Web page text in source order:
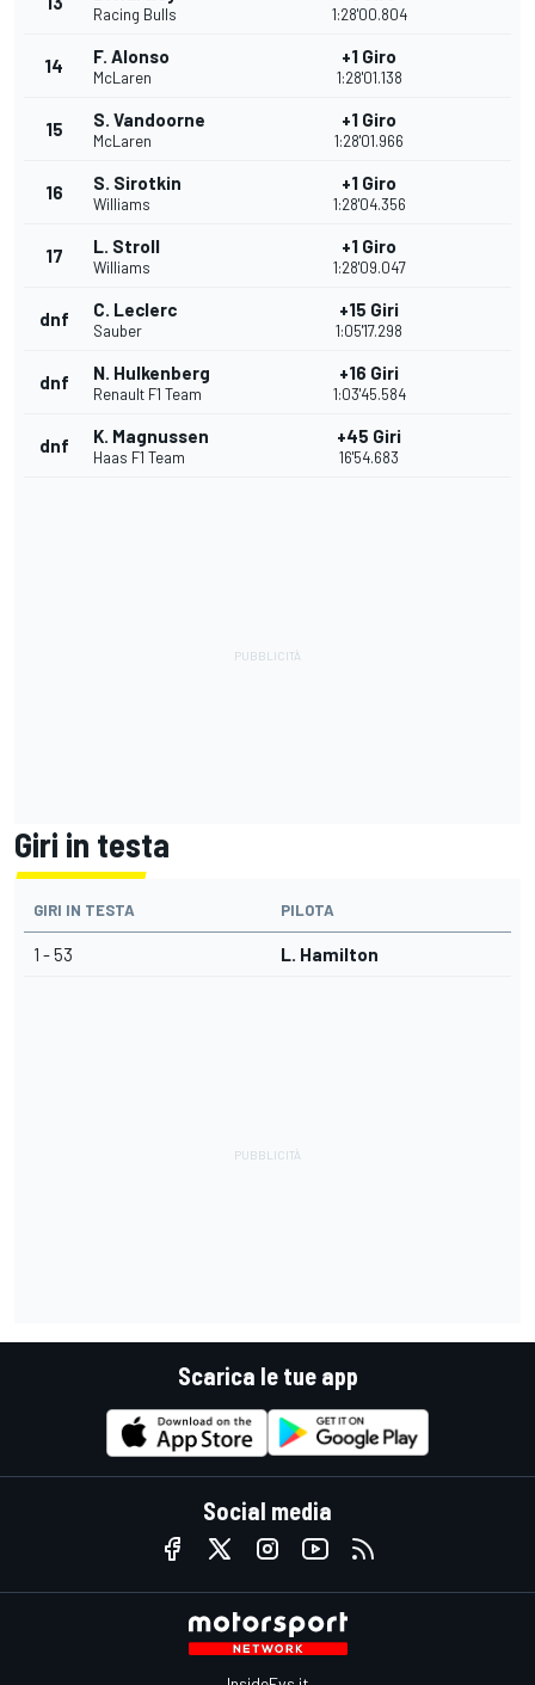
Racing Bulls 1:28'00.804
14 F. Alonso
McLaren
+1 Giro
1:28'01.138
15 S. Vandoorne
McLaren
+1 Giro
1:28'01.966
16 S. Sirotkin
Williams
+1 Giro
1:28'04.356
17 L. Stroll
Williams
+1 Giro
1:28'09.047
dnf C. Leclerc
Sauber
+15 Giri
1:05'17.298
dnf N. Hulkenberg
Renault F1 Team
+16 Giri
1:03'45.584
dnf K. Magnussen
Haas F1 Team
+45 Giri
16'54.683
Giri in testa
GIRI IN TESTA PILOTA
1 - 53 L. Hamilton
Scarica le tue app
Social media